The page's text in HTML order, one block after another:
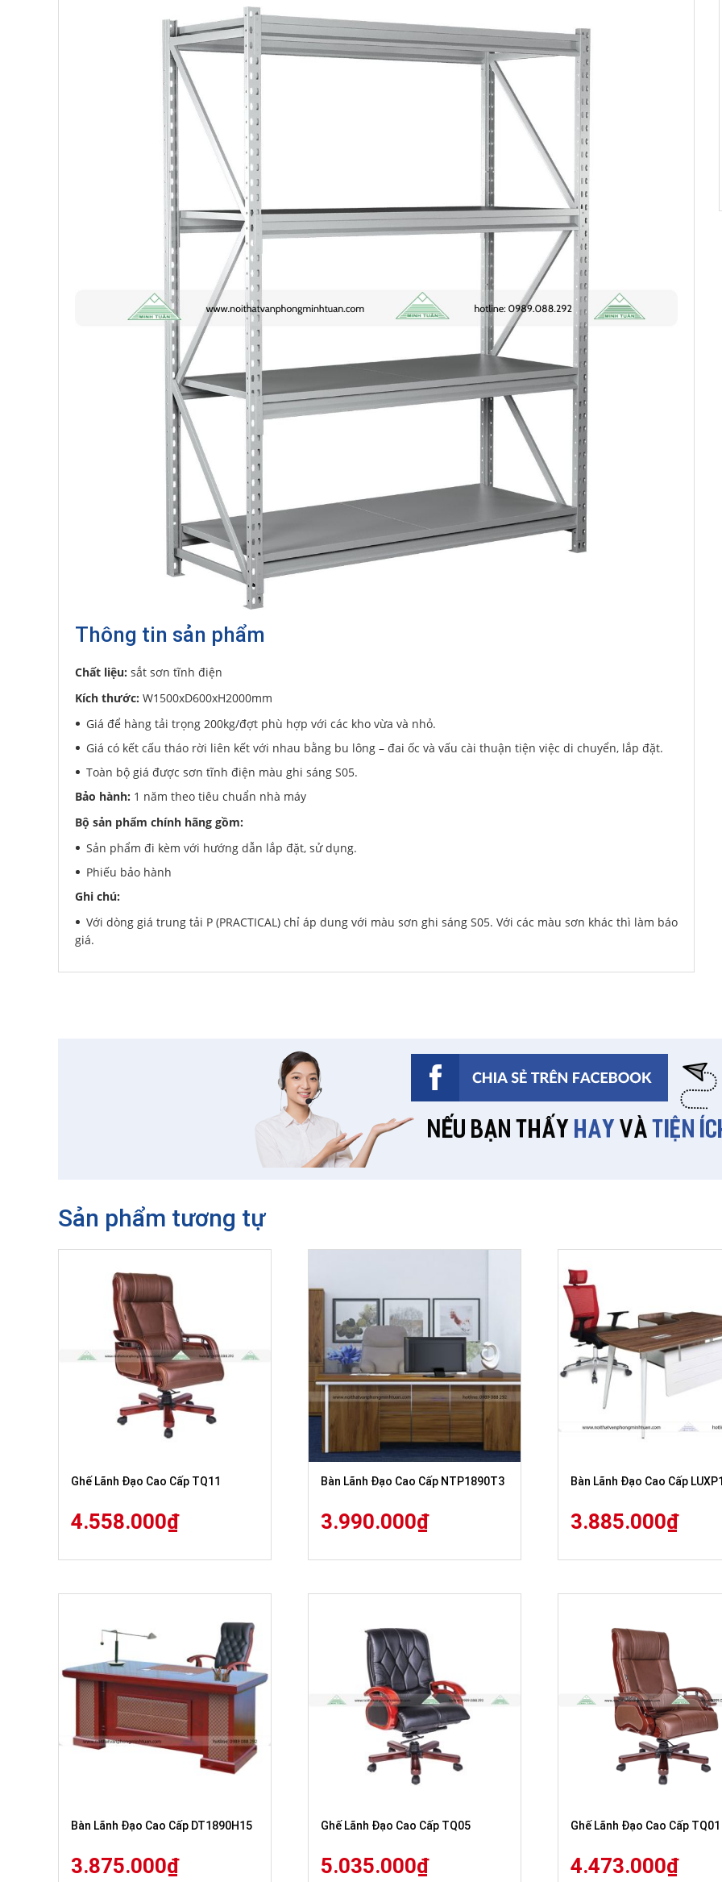
Số 9 Ngô Quyền đã mua 4 ngày trước
Khu biệt thự Vincom Đường Hoa Lan đã mua 2 giờ trước
15 An Dương đã mua 1 ngày trước
33 Đại Cổ Việt đã mua 15 giờ trước
26 Hàng Bài đã mua 1 ngày trước
Trường THCS Ngô Sĩ Liên-
Hàm Long, Hoàn Kiếm đã mua 2 ngày trước
Trường THCS Thành Công-
Khu TT Khu C Thành Công đã mua 3 ngày
278 Thụy Khuê đã mua 4 ngày trước
Công ty Lữ hành HG-
47 Phan Chu Trinh đã mua 8 giờ trước
Ngõ 88 Phố Ngọc Hà đã mua 7 giờ trước
46 Tăng Bạt Hổ đã mua 2 giờ trước
51 Ngô Quyền đã mua 4 giờ trước
47 Mai Hắc Đế đã mua 5 giờ trước
Thông tin sản phẩm
Chất liệu: sắt sơn tĩnh điện
Kích thước: W1500xD600xH2000mm
Giá để hàng tải trọng 200kg/đợt phù hợp với các kho vừa và nhỏ.
Giá có kết cấu tháo rời liên kết với nhau bằng bu lông – đai ốc và vấu cài thuận tiện việc di chuyển, lắp đặt.
Toàn bộ giá được sơn tĩnh điện màu ghi sáng S05.
Bảo hành: 1 năm theo tiêu chuẩn nhà máy
Bộ sản phẩm chính hãng gồm:
Sản phẩm đi kèm với hướng dẫn lắp đặt, sử dụng.
Phiếu bảo hành
Ghi chú:
Với dòng giá trung tải P (PRACTICAL) chỉ áp dung với màu sơn ghi sáng S05. Với các màu sơn khác thì làm báo
giá.
Sản phẩm tương tự
Ghế Lãnh Đạo Cao Cấp TQ11
4.558.000₫
Bàn Lãnh Đạo Cao Cấp NTP1890T3
3.990.000₫
Bàn Lãnh Đạo Cao Cấp
3.885.000₫
Bàn Lãnh Đạo Cao Cấp DT1890H15
3.875.000₫
Ghế Lãnh Đạo Cao Cấp TQ05
5.035.000₫
Ghế Lãnh Đạo Cao Cấp TQ01
4.473.000₫